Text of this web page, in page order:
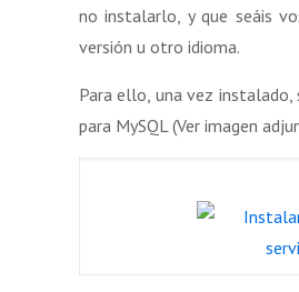
no instalarlo, y que seáis
versión u otro idioma.
Para ello, una vez
para MySQL (Ver imagen